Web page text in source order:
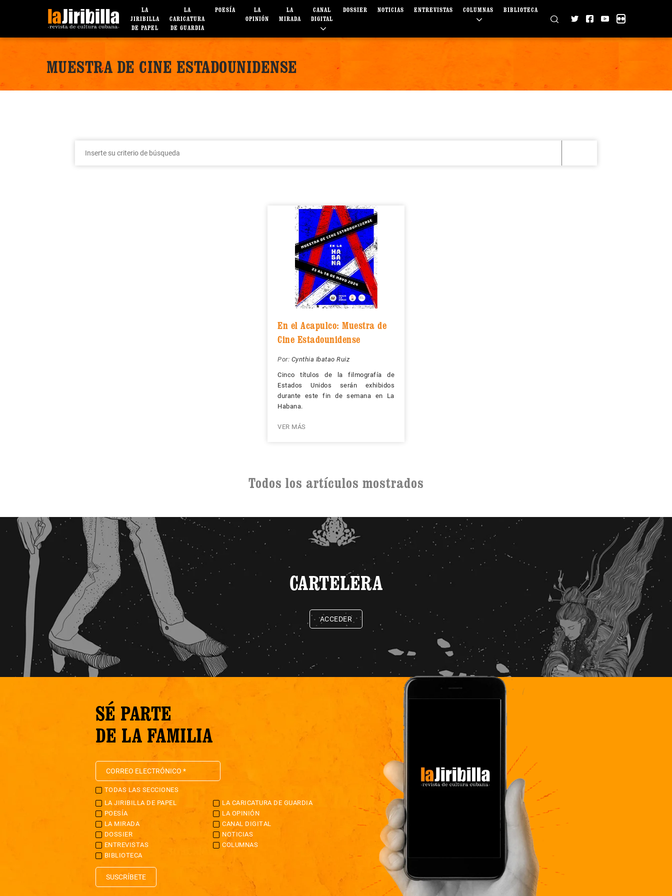
LA
JIRIBILLA
DE PAPEL
LA
CARICATURA
DE GUARDIA
POESÍA
LA
OPINIÓN
LA
MIRADA
CANAL
DIGITAL
DOSSIER NOTICIAS ENTREVISTAS COLUMNAS BIBLIOTECA
MUESTRA DE CINE ESTADOUNIDENSE
En el Acapulco: Muestra de
Cine Estadounidense
Por: Cynthia Ibatao Ruiz
Cinco títulos de la filmografía de
Estados Unidos serán exhibidos
durante este fin de semana en La
Habana.
VER MÁS
Todos los artículos mostrados
CARTELERA
ACCEDER
SÉ PARTE
DE LA FAMILIA
TODAS LAS SECCIONES
LA JIRIBILLA DE PAPEL
LA CARICATURA DE GUARDIA
POESÍA
LA OPINIÓN
LA MIRADA
CANAL DIGITAL
DOSSIER
NOTICIAS
ENTREVISTAS
COLUMNAS
BIBLIOTECA
SUSCRÍBETE